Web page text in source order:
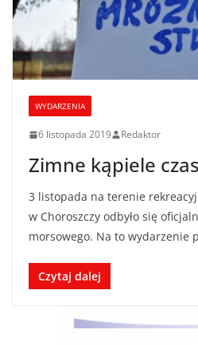
WYDARZENIA
6 listopada 2019 Redaktor
Zimne kąpiele
3 listopada na terenie
w Choroszczy odbyło się
morsowego. Na to wydarzenie
Czytaj dalej